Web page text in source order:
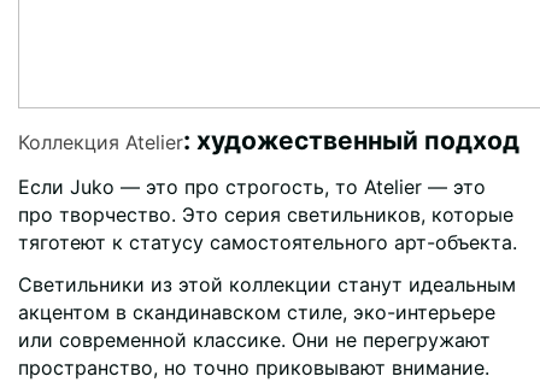
Коллекция Atelier: художественный подход
Если Juko — это про строгость, то Atelier — это
про творчество. Это серия светильников, которые
тяготеют к статусу самостоятельного арт-объекта.
Светильники из этой коллекции станут идеальным
акцентом в скандинавском стиле, эко-интерьере
или современной классике. Они не перегружают
пространство, но точно приковывают внимание.